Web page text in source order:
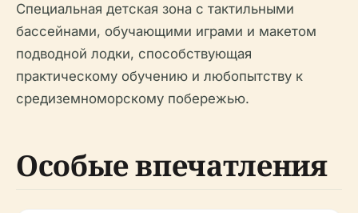
Специальная детская зона с тактильными
бассейнами, обучающими играми и макетом
подводной лодки, способствующая
практическому обучению и любопытству к
средиземноморскому побережью.
Особые впечатления